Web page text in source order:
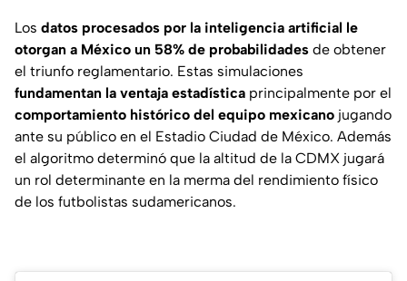
Los datos procesados por la inteligencia artificial le
otorgan a México un 58% de probabilidades de obtener
el triunfo reglamentario. Estas simulaciones
fundamentan la ventaja estadística principalmente por el
comportamiento histórico del equipo mexicano jugando
ante su público en el Estadio Ciudad de México. Además
el algoritmo determinó que la altitud de la CDMX jugará
un rol determinante en la merma del rendimiento físico
de los futbolistas sudamericanos.